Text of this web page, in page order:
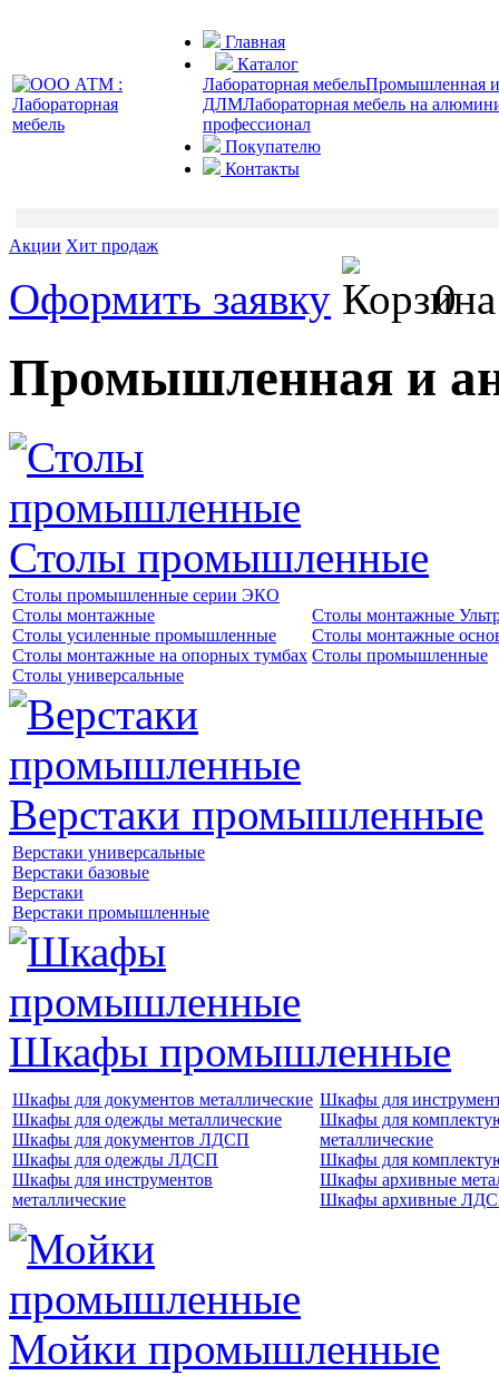
Главная
Каталог
Лабораторная мебельПромышленная и
ДЛМЛабораторная мебель на
профессионал
Покупателю
Контакты
Акции Хит продаж
Оформить заявку 0
Промышленная и
Столы промышленные
Столы промышленные серии ЭКО
Столы монтажные
Столы усиленные промышленные
Столы монтажные на опорных тумбах
Столы универсальные
Столы монтажные
Столы монтажные
Столы промышленные
Верстаки промышленные
Верстаки универсальные
Верстаки базовые
Верстаки
Верстаки промышленные
Шкафы промышленные
Шкафы для документов металлические
Шкафы для одежды металлические
Шкафы для документов ЛДСП
Шкафы для одежды ЛДСП
Шкафы для инструментов
металлические
Шкафы для
Шкафы для
металлические
Шкафы для
Шкафы архивные
Шкафы архивные
Мойки промышленные